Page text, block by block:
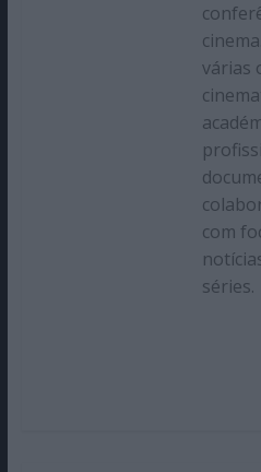
várias
com
séries.